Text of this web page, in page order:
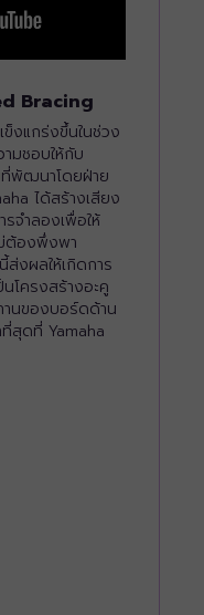
Bracing
งแกร่งขึ้นในช่วง
มชอบให้กับ
ที่พัฒนาโดยฝ่าย
ได้สร้างเสียง
รจำลองเพื่อให้
ต้องพึ่งพา
ส่งผลให้เกิดการ
โครงสร้างอะคู
านของบอร์ดด้าน
สุดที่ Yamaha